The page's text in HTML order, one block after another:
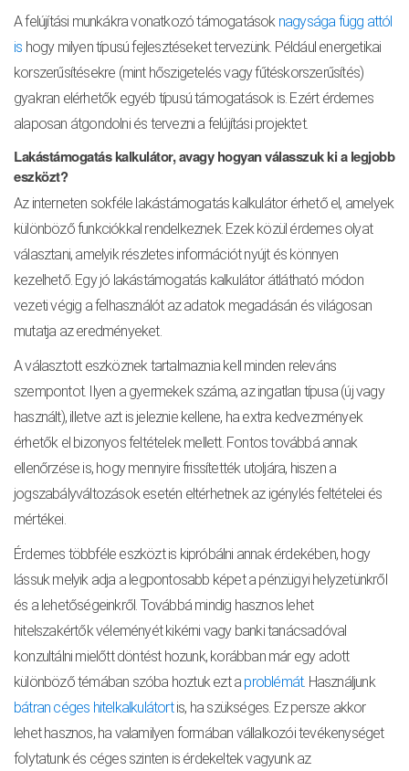
A felújítási munkákra vonatkozó támogatások nagysága függ attól
is hogy milyen típusú fejlesztéseket tervezünk. Például energetikai
korszerűsítésekre (mint hőszigetelés vagy fűtéskorszerűsítés)
gyakran elérhetők egyéb típusú támogatások is. Ezért érdemes
alaposan átgondolni és tervezni a felújítási projektet.
Lakástámogatás kalkulátor, avagy hogyan válasszuk ki a legjobb
eszközt?
Az interneten sokféle lakástámogatás kalkulátor érhető el, amelyek
különböző funkciókkal rendelkeznek. Ezek közül érdemes olyat
választani, amelyik részletes információt nyújt és könnyen
kezelhető. Egy jó lakástámogatás kalkulátor átlátható módon
vezeti végig a felhasználót az adatok megadásán és világosan
mutatja az eredményeket.
A választott eszköznek tartalmaznia kell minden releváns
szempontot. Ilyen a gyermekek száma, az ingatlan típusa (új vagy
használt), illetve azt is jeleznie kellene, ha extra kedvezmények
érhetők el bizonyos feltételek mellett. Fontos továbbá annak
ellenőrzése is, hogy mennyire frissítették utoljára, hiszen a
jogszabályváltozások esetén eltérhetnek az igénylés feltételei és
mértékei.
Érdemes többféle eszközt is kipróbálni annak érdekében, hogy
lássuk melyik adja a legpontosabb képet a pénzügyi helyzetünkről
és a lehetőségeinkről. Továbbá mindig hasznos lehet
hitelszakértők véleményét kikérni vagy banki tanácsadóval
konzultálni mielőtt döntést hozunk, korábban már egy adott
különböző témában szóba hoztuk ezt a problémát. Használjunk
bátran céges hitelkalkulátortis, ha szükséges. Ez persze akkor
lehet hasznos, ha valamilyen formában vállalkozói tevékenységet
folytatunk és céges szinten is érdekeltek vagyunk az